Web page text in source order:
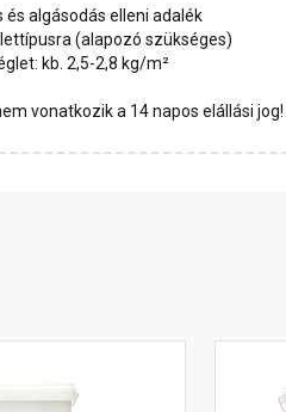
és algásodás elleni adalék
(alapozó szükséges)
kb. 2,5-2,8 kg/m²
vonatkozik a 14 napos elállási jog!